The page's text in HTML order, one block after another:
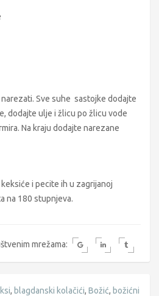
Sve suhe sastojke dodajte
dodajte ulje i žlicu po žlicu vode
Na kraju dodajte narezane
i pecite ih u zagrijanoj
na 180 stupnjeva.
mrežama:
, blagdanski kolačići, Božić, božićni